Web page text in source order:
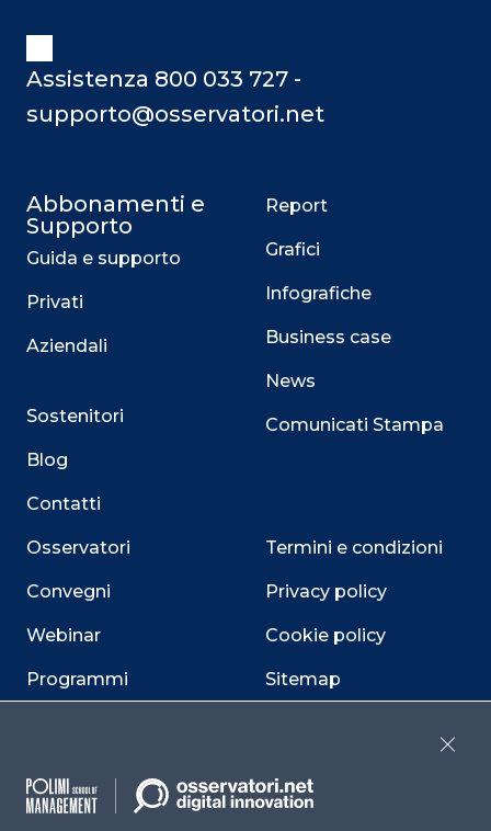
Assistenza 800 033 727 -
supporto@osservatori.net
Abbonamenti e
Supporto
Guida e supporto
Privati
Aziendali
Sostenitori
Blog
Contatti
Osservatori
Convegni
Webinar
Programmi
Report
Grafici
Infografiche
Business case
News
Comunicati Stampa
Termini e condizioni
Privacy policy
Cookie policy
Sitemap
Cookie Center